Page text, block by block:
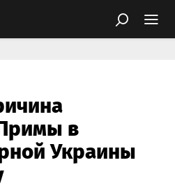
в
Украины